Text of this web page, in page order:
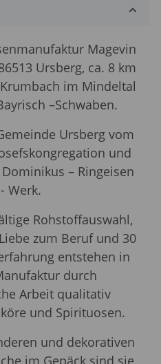
Magevin
Ursberg, ca. 8 km
im Mindeltal
–Schwaben.
Ursberg vom
und
– Ringeisen
- Werk.
Rohstoffauswahl,
zum Beruf und 30
entstehen in
durch
Arbeit qualitativ
und Spirituosen.
und dekorativen
im Gepäck sind sie